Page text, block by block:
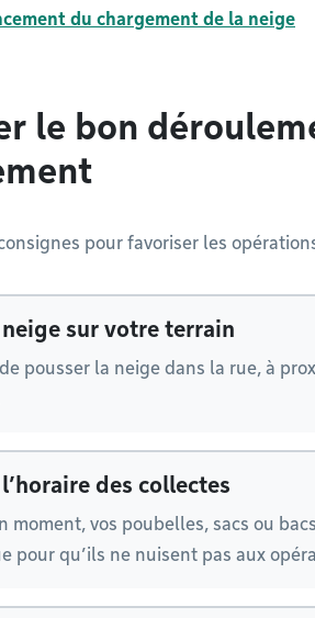
du chargement de la neige
le bon
pour favoriser les
sur votre terrain
pousser la neige dans la rue, à
des collectes
moment, vos poubelles, sacs ou
pour qu’ils ne nuisent pas aux